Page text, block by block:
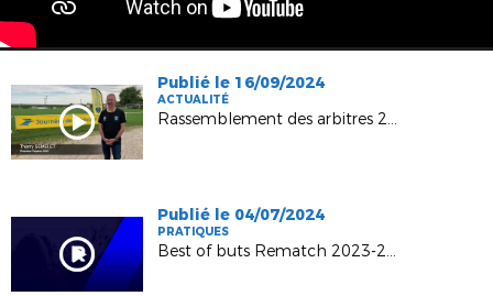
Publié le 16/09/2024
ACTUALITÉ
Rassemblement des arbitres 2024
Publié le 04/07/2024
PRATIQUES
Best of buts Rematch 2023-2024